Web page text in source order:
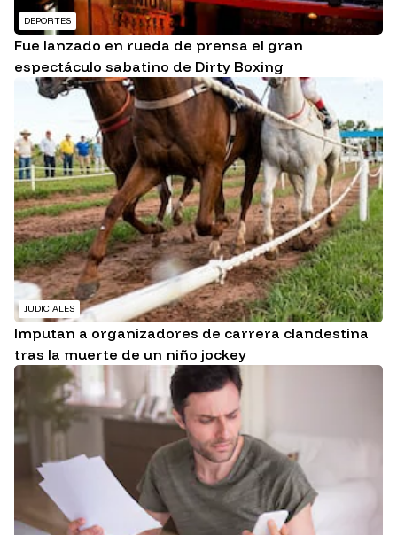
DEPORTES
Fue lanzado en rueda de prensa el gran
espectáculo sabatino de Dirty Boxing
JUDICIALES
Imputan a organizadores de carrera clandestina
tras la muerte de un niño jockey